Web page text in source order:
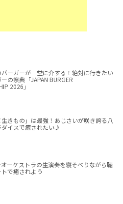
ーガーが一堂に介する！絶対に行きたい
の祭典「JAPAN BURGER
2026」
生きもの」は最強！あじさいが咲き誇る八
イスで癒されたい♪
ーケストラの生演奏を寝そべりながら聴
で癒されよう